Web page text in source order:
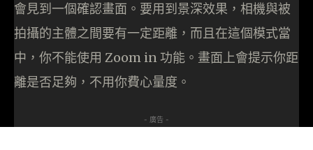
會見到一個確認畫面。要用到景深效果，相機與被
拍攝的主體之間要有一定距離，而且在這個模式當
中，你不能使用 Zoom in 功能。畫面上會提示你距
離是否足夠，不用你費心量度。
- 廣告 -